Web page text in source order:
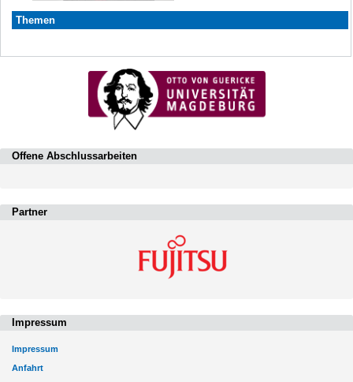
Themen
Offene Abschlussarbeiten
Partner
Impressum
Impressum
Anfahrt